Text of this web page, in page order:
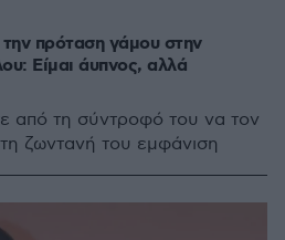
πρόταση γάμου στην
Είμαι άυπνος, αλλά
από τη σύντροφό του να τον
ζωντανή του εμφάνιση